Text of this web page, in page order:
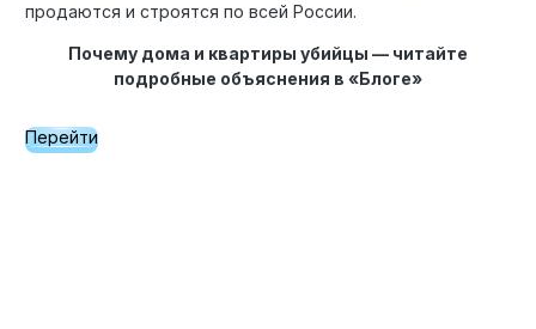
продаются и строятся по всей России.
Почему дома и квартиры убийцы — читайте
подробные объяснения в «Блоге»
Перейти